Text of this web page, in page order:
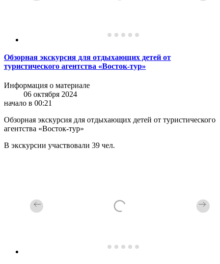
Обзорная экскурсия для отдыхающих детей от
туристического агентства «Восток-тур»
Информация о материале
06 октября 2024
начало в 00:21
Обзорная экскурсия для отдыхающих детей от туристического
агентства «Восток-тур»
В экскурсии участвовали 39 чел.